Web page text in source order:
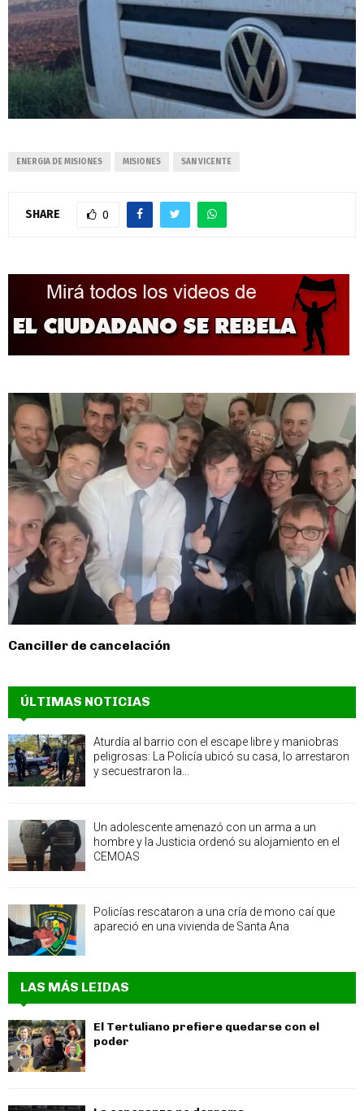
ENERGIA DE MISIONES MISIONES SAN VICENTE
SHARE 0
Canciller de cancelación
ÚLTIMAS NOTICIAS
Aturdía al barrio con el escape libre y maniobras
peligrosas: La Policía ubicó su casa, lo arrestaron
y secuestraron la...
Un adolescente amenazó con un arma a un
hombre y la Justicia ordenó su alojamiento en el
CEMOAS
Policías rescataron a una cría de mono caí que
apareció en una vivienda de Santa Ana
LAS MÁS LEIDAS
El Tertuliano prefiere quedarse con el
poder